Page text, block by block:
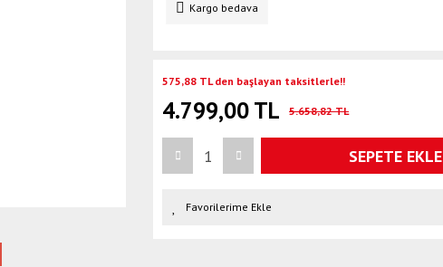
Kargo bedava
575,88 TL den başlayan taksitlerle!!
4.799,00 TL 5.658,82 TL
SEPETE EKLE